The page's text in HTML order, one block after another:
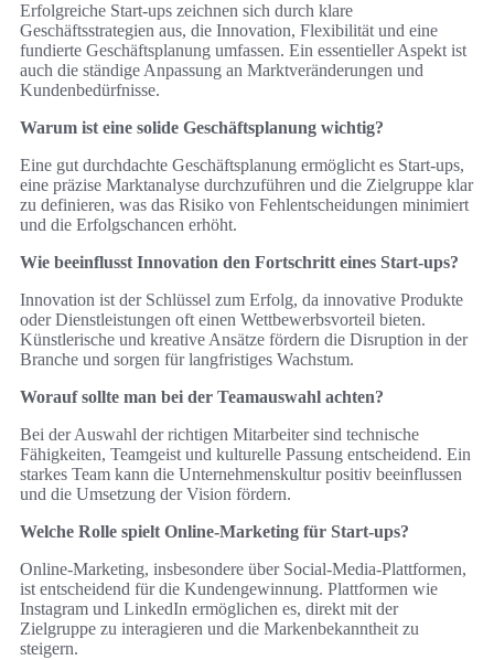
Erfolgreiche Start-ups zeichnen sich durch klare
Geschäftsstrategien aus, die Innovation, Flexibilität und eine
fundierte Geschäftsplanung umfassen. Ein essentieller Aspekt ist
auch die ständige Anpassung an Marktveränderungen und
Kundenbedürfnisse.
Warum ist eine solide Geschäftsplanung wichtig?
Eine gut durchdachte Geschäftsplanung ermöglicht es Start-ups,
eine präzise Marktanalyse durchzuführen und die Zielgruppe klar
zu definieren, was das Risiko von Fehlentscheidungen minimiert
und die Erfolgschancen erhöht.
Wie beeinflusst Innovation den Fortschritt eines Start-ups?
Innovation ist der Schlüssel zum Erfolg, da innovative Produkte
oder Dienstleistungen oft einen Wettbewerbsvorteil bieten.
Künstlerische und kreative Ansätze fördern die Disruption in der
Branche und sorgen für langfristiges Wachstum.
Worauf sollte man bei der Teamauswahl achten?
Bei der Auswahl der richtigen Mitarbeiter sind technische
Fähigkeiten, Teamgeist und kulturelle Passung entscheidend. Ein
starkes Team kann die Unternehmenskultur positiv beeinflussen
und die Umsetzung der Vision fördern.
Welche Rolle spielt Online-Marketing für Start-ups?
Online-Marketing, insbesondere über Social-Media-Plattformen,
ist entscheidend für die Kundengewinnung. Plattformen wie
Instagram und LinkedIn ermöglichen es, direkt mit der
Zielgruppe zu interagieren und die Markenbekanntheit zu
steigern.